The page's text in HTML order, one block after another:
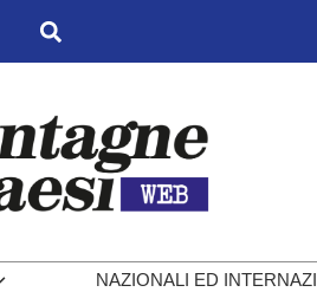
NAZIONALI ED